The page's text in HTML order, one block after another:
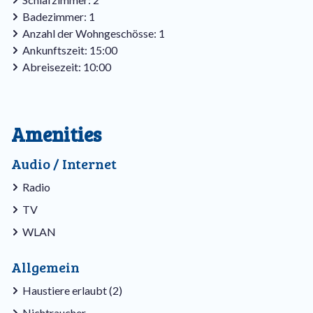
Die Schlafzimmer sind beide mit zwei Einzelbetten
ausgestattet.
An der Vorderseite des Bungalows befindet sich eine
Internet.
Badezimmer: 1
Anzahl der Wohngeschösse: 1
Ankunftszeit: 15:00
Abreisezeit: 10:00
Amenities
Audio / Internet
Radio
TV
WLAN
Allgemein
Haustiere erlaubt (2)